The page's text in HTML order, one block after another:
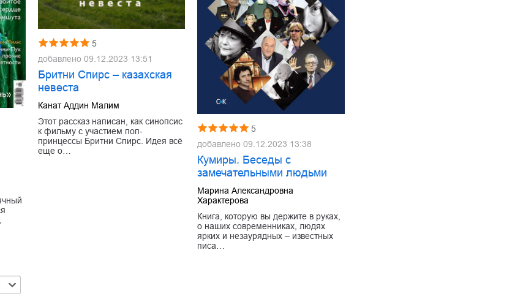
5
добавлено 09.12.2023 13:51
Бритни Спирс – казахская
невеста
Канат Аддин Малим
Этот рассказ написан, как синопсис
к фильму с участием поп-
принцессы Бритни Спирс. Идея всё
еще о…
5
добавлено09.12.2023 13:38
Кумиры. Беседы с
замечательными людьми
Марина Александровна
Характерова
Книга, которую вы держите в руках,
о наших современниках, людях
ярких и незаурядных – известных
писа…